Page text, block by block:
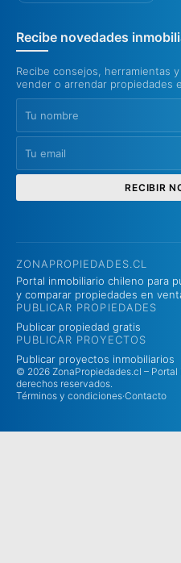
Recibe novedades
Recibe consejos, herramientas
vender o arrendar propiedades
RECIBIR
ZONAPROPIEDADES.CL
Portal inmobiliario chileno para
y comparar propiedades en
PUBLICAR PROPIEDADES
Publicar propiedad gratis
PUBLICAR PROYECTOS
Publicar proyectos inmobiliarios
© 2026 ZonaPropiedades.cl –
derechos reservados.
Términos y condiciones·Contacto